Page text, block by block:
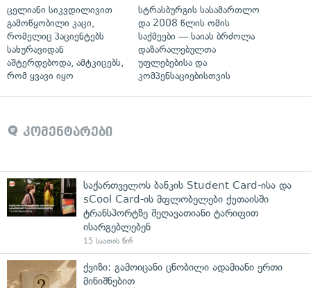
ცელიანი სიკვდილივით
გამოწყობილი კაცი,
რომელიც პაციენტებს
სახურავიდან
აშტერდებოდა, ამტკიცებს,
რომ ყვავი იყო
სტრასბურგის სასამართლო
და 2008 წლის ომის
საქმეები — საიას ბრძოლა
დაზარალებულთა
უფლებებისა და
კომპენსაციებისთვის
კომენტარები
საქართველოს ბანკის Student Card-ისა და
sCool Card-ის მფლობელები ქუთაისში
ტრანსპორტზე შეღავათიანი ტარიფით
ისარგებლებენ
15 საათის წინ
ქვიზი: გამოიცანი ცნობილი ადამიანი ერთი
მინიშნებით